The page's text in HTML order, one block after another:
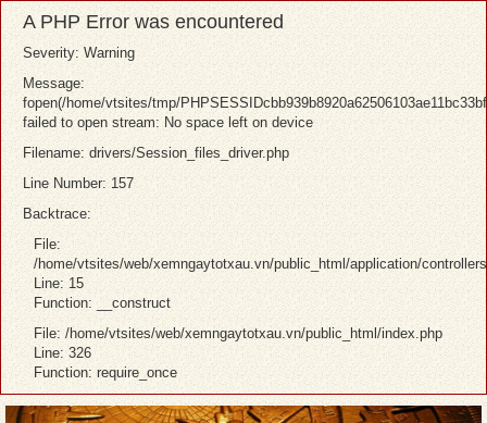
A PHP Error was encountered
Severity: Warning
Message:
fopen(/home/vtsites/tmp/
failed to open stream: No space left on device
Filename: drivers/Session_files_driver.php
Line Number: 157
Backtrace:
File:
/home/vtsites/web/xemngaytotxau.vn/public_html/application/
Line: 15
Function: __construct
File: /home/vtsites/web/xemngaytotxau.vn/public_html/index.php
Line: 326
Function: require_once